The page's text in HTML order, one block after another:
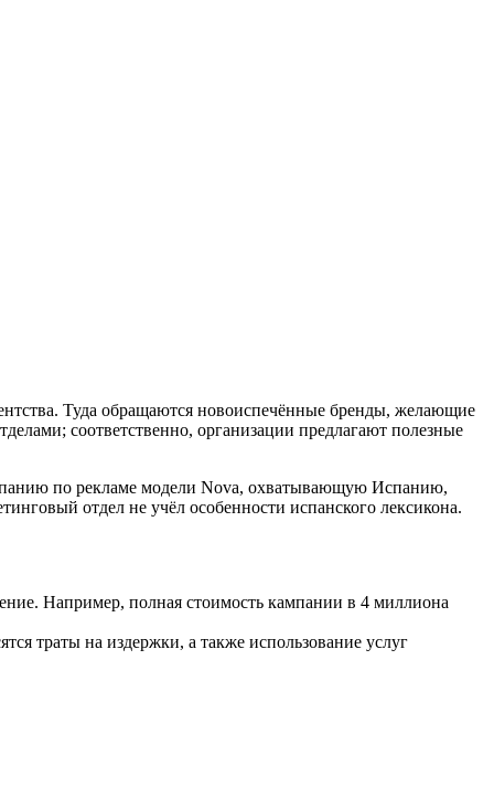
Туда обращаются новоиспечённые бренды, желающие
соответственно, организации предлагают полезные
по рекламе модели Nova, охватывающую Испанию,
отдел не учёл особенности испанского лексикона.
Например, полная стоимость кампании в 4 миллиона
траты на издержки, а также использование услуг